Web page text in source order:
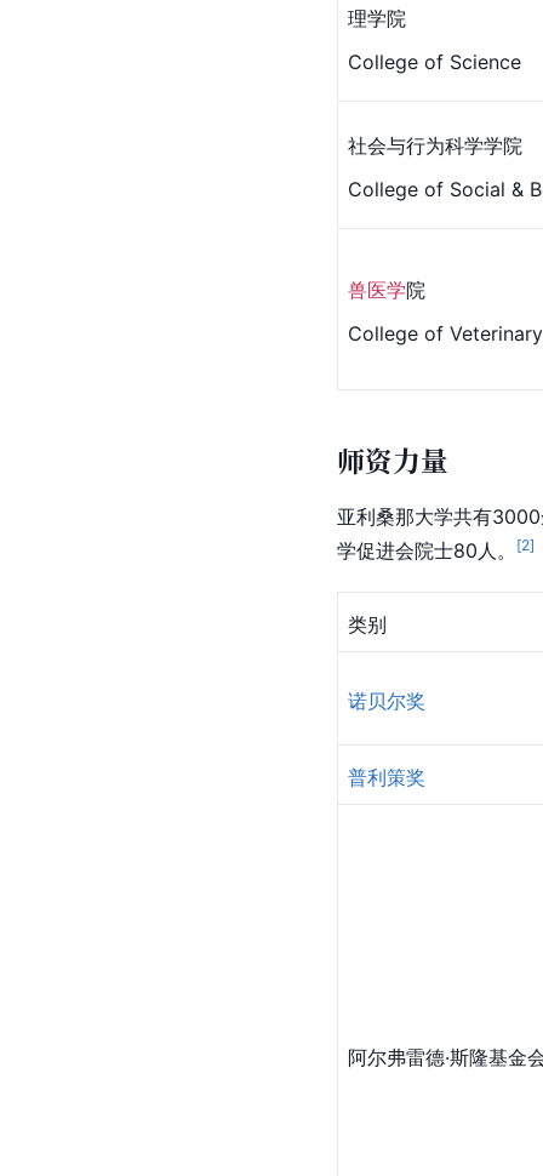
理学院
College of Science
社会与行为科学学院
College of Social &
兽医学院
College of
师资力量
亚利桑那大学共有
学促进会院士80人。
[2]
类别
诺贝尔奖
普利策奖
阿尔弗雷德·斯隆基金